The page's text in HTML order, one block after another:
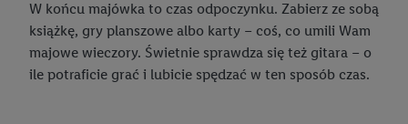
Pieluchy czy pantsy? Kiedy przejść na pieluchomajtki?
Wakacje z niemowlakiem
W końcu majówka to czas odpoczynku. Zabierz ze sobą
książkę, gry planszowe albo karty – coś, co umili Wam
majowe wieczory. Świetnie sprawdza się też gitara – o
ile potraficie grać i lubicie spędzać w ten sposób czas.
odbywa się w celu kontrolowania naszych własnych reklam i
umożliwienia podmiotom trzecim wyświetlania treści
marketingowych poza usługami Lidl za pośrednictwem
urządzeń końcowych przypisanych do Państwa i członków